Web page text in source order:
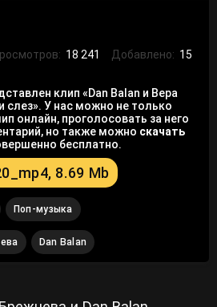
18 241 Добавлено: 15
клип «Dan Balan и Вера
слез». У нас можно не только
онлайн, проголосовать за него
но также можно скачать
бесплатно.
8.69 Mb
Поп-музыка
Dan Balan